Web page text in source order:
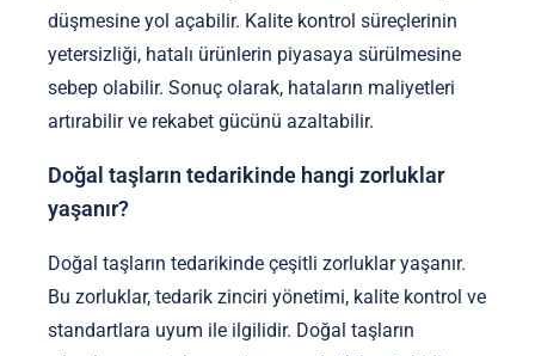
düşmesine yol açabilir. Kalite kontrol süreçlerinin
yetersizliği, hatalı ürünlerin piyasaya sürülmesine
sebep olabilir. Sonuç olarak, hataların maliyetleri
artırabilir ve rekabet gücünü azaltabilir.
Doğal taşların tedarikinde hangi zorluklar
yaşanır?
Doğal taşların tedarikinde çeşitli zorluklar yaşanır.
Bu zorluklar, tedarik zinciri yönetimi, kalite kontrol ve
standartlara uyum ile ilgilidir. Doğal taşların